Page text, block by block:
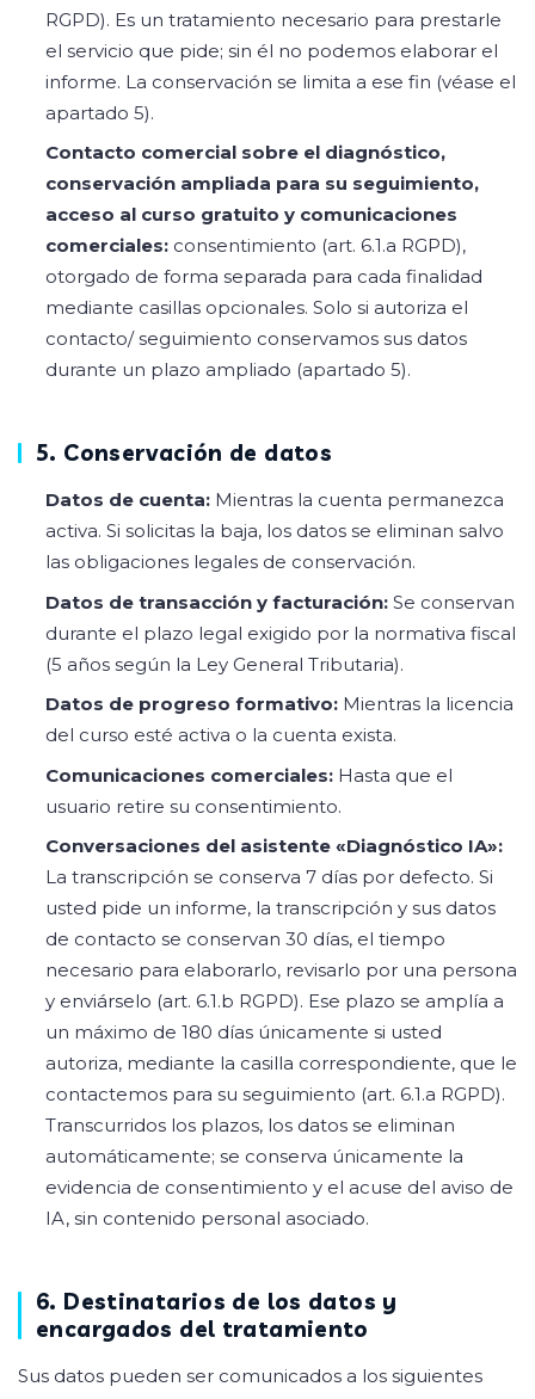
RGPD). Es un tratamiento necesario para prestarle
el servicio que pide; sin él no podemos elaborar el
informe. La conservación se limita a ese fin (véase el
apartado 5).
Contacto comercial sobre el diagnóstico,
conservación ampliada para su seguimiento,
acceso al curso gratuito y comunicaciones
comerciales:consentimiento (art. 6.1.a RGPD),
otorgado de forma separada para cada finalidad
mediante casillas opcionales. Solo si autoriza el
contacto/ seguimiento conservamos sus datos
durante un plazo ampliado (apartado 5).
5. Conservación de datos
Datos de cuenta:Mientras la cuenta permanezca
activa. Si solicitas la baja, los datos se eliminan salvo
las obligaciones legales de conservación.
Datos de transacción y facturación:Se conservan
durante el plazo legal exigido por la normativa fiscal
(5 años según la Ley General Tributaria).
Datos de progreso formativo:Mientras la licencia
del curso esté activa o la cuenta exista.
Comunicaciones comerciales:Hasta que el
usuario retire su consentimiento.
Conversaciones del asistente «Diagnóstico IA»:
La transcripción se conserva 7 días por defecto. Si
usted pide un informe, la transcripción y sus datos
de contacto se conservan 30 días, el tiempo
necesario para elaborarlo, revisarlo por una persona
y enviárselo (art. 6.1.b RGPD). Ese plazo se amplía a
un máximo de 180 días únicamente si usted
autoriza, mediante la casilla correspondiente, que le
contactemos para su seguimiento (art. 6.1.a RGPD).
Transcurridos los plazos, los datos se eliminan
automáticamente; se conserva únicamente la
evidencia de consentimiento y el acuse del aviso de
IA, sin contenido personal asociado.
6. Destinatarios de los datos y
encargados del tratamiento
Sus datos pueden ser comunicados a los siguientes